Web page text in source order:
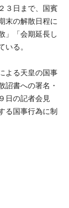
３日まで、国賓
末の解散日程に
」「会期延長し
る。
よる天皇の国事
詔書への署名・
日の記者会見
る国事行為に制